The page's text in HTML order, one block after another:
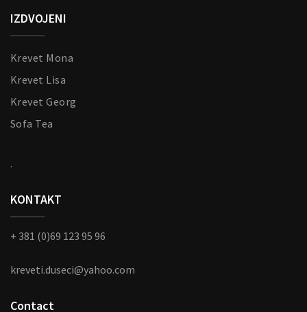
IZDVOJENI
Krevet Mona
Krevet Lisa
Krevet Georg
Sofa Tea
.
KONTAKT
+ 381 (0)69 123 95 96
kreveti.duseci@yahoo.com
Contact